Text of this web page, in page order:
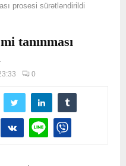
prosesi sürətləndirildi
tanınması
0